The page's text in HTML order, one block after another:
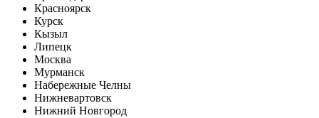
Красноярск
Курск
Кызыл
Липецк
Москва
Мурманск
Набережные Челны
Нижневартовск
Нижний Новгород